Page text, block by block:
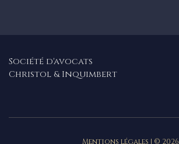
Société d'avocats
Christol & Inquimbert
Mentions légales | © 2026